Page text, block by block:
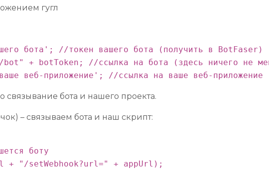
бота'; //токен вашего бота (получить в BotFaser)
+ botToken; //ссылка на бота (здесь ничего не
веб-приложение'; //ссылка на ваше веб-приложение
бота и нашего проекта.
– связываем бота и наш скрипт:
боту
+ "/setWebhook?url=" + appUrl);